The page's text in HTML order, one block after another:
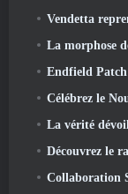
Vendetta reprend Talon dans
La morphose de la saison
Endfield Patch
Célébrez le Nouvel An
La vérité
Découvrez le raid Glade
Collaboration